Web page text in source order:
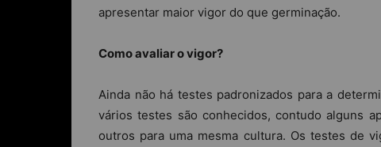
apresentar maior vigor do que germinação.
Como avaliar o vigor?
Ainda não há testes padronizados para a
vários testes são conhecidos, contudo alguns
outros para uma mesma cultura. Os testes de